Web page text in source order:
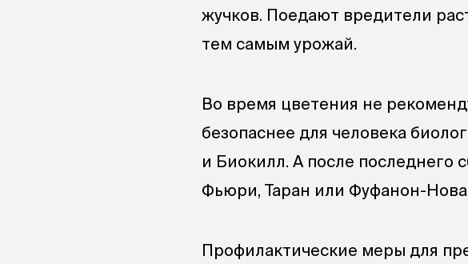
жучков. Поедают вредители
тем самым урожай.
Во время цветения не
безопаснее для человека
и Биокилл. А после последнего
Фьюри, Таран или Фуфанон-
Профилактические меры для